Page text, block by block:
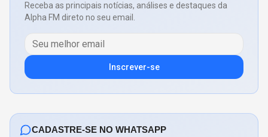
Receba as principais notícias, análises e destaques da
Alpha FM direto no seu email.
Inscrever-se
CADASTRE-SE NO WHATSAPP